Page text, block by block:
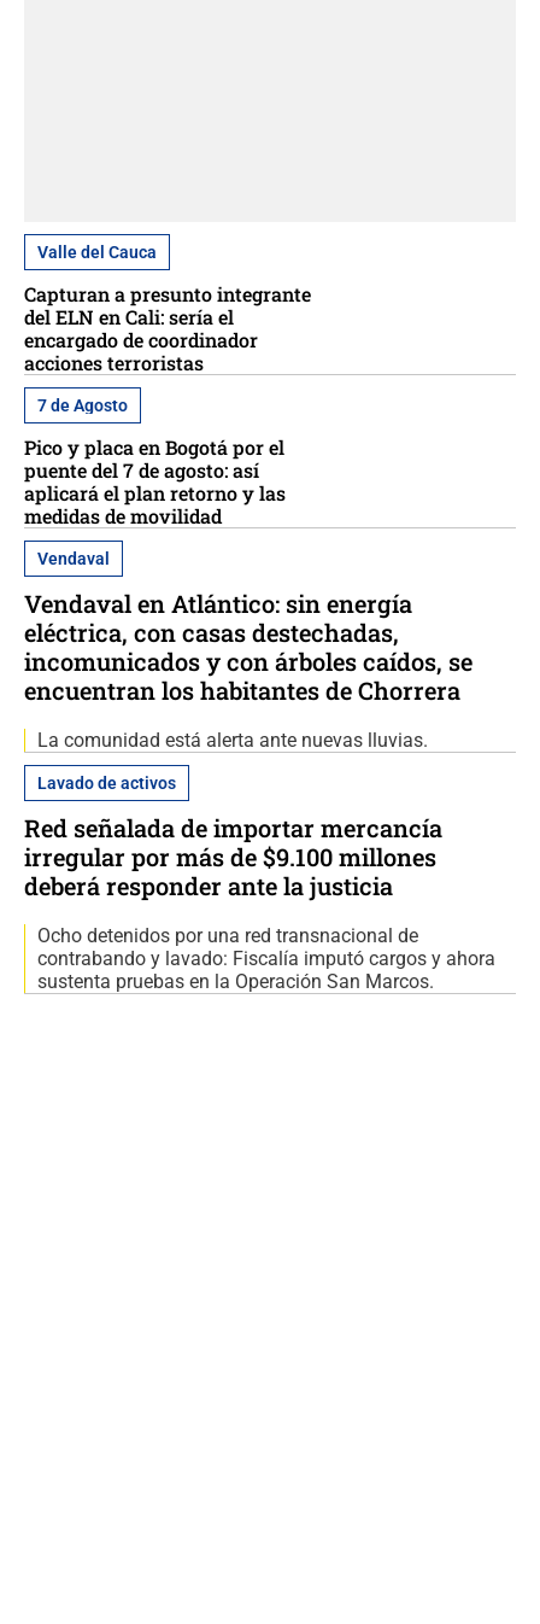
Valle del Cauca
Capturan a presunto integrante
del ELN en Cali: sería el
encargado de coordinador
acciones terroristas
7 de Agosto
Pico y placa en Bogotá por el
puente del 7 de agosto: así
aplicará el plan retorno y las
medidas de movilidad
Vendaval
Vendaval en Atlántico: sin energía
eléctrica, con casas destechadas,
incomunicados y con árboles caídos, se
encuentran los habitantes de Chorrera
La comunidad está alerta ante nuevas lluvias.
Lavado de activos
Red señalada de importar mercancía
irregular por más de $9.100 millones
deberá responder ante la justicia
Ocho detenidos por una red transnacional de
contrabando y lavado: Fiscalía imputó cargos y ahora
sustenta pruebas en la Operación San Marcos.